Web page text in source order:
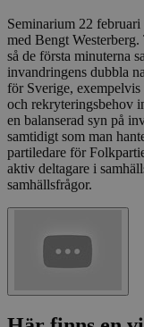
Seminarium 22
med Bengt
så de första minuterna
invandringens dubbla
för Sverige,
och rekryteringsbehov
en balanserad syn på
samtidigt som man
partiledare för
aktiv deltagare i
samhällsfrågor.